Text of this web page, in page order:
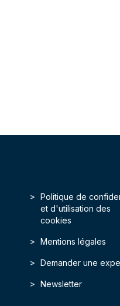
Politique de
et d'utilisation des
cookies
Mentions légales
Demander une
Newsletter